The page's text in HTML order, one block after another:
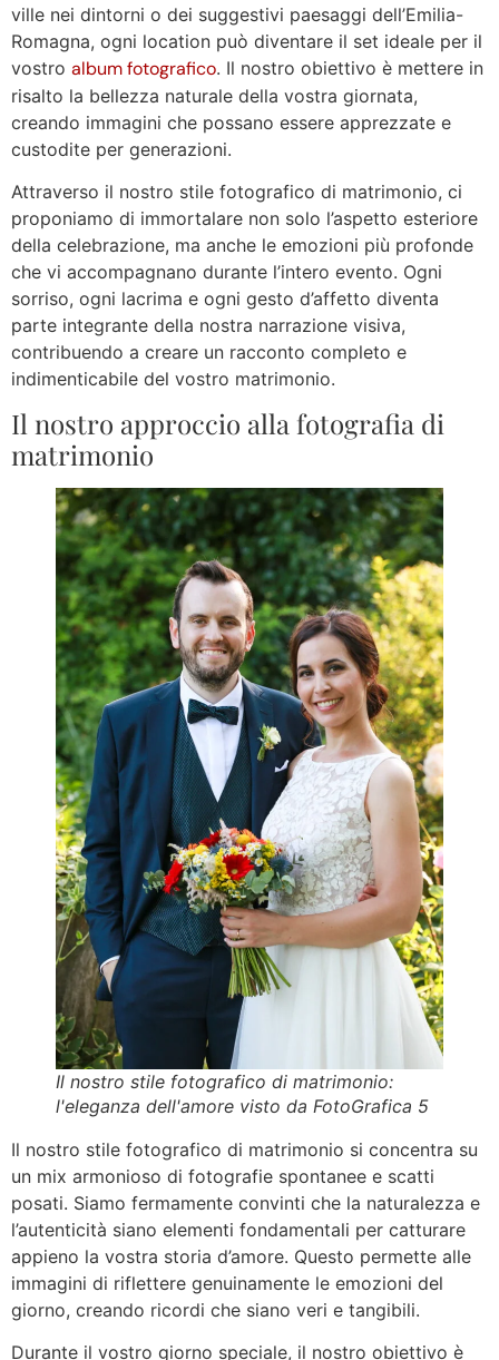
ville nei dintorni o dei suggestivi paesaggi dell’Emilia-
Romagna, ogni location può diventare il set ideale per il
vostro album fotografico. Il nostro obiettivo è mettere in
risalto la bellezza naturale della vostra giornata,
creando immagini che possano essere apprezzate e
custodite per generazioni.
Attraverso il nostro stile fotografico di matrimonio, ci
proponiamo di immortalare non solo l’aspetto esteriore
della celebrazione, ma anche le emozioni più profonde
che vi accompagnano durante l’intero evento. Ogni
sorriso, ogni lacrima e ogni gesto d’affetto diventa
parte integrante della nostra narrazione visiva,
contribuendo a creare un racconto completo e
indimenticabile del vostro matrimonio.
Il nostro approccio alla fotografia di
matrimonio
Il nostro stile fotografico di matrimonio:
l'eleganza dell'amore visto da FotoGrafica 5
Il nostro stile fotografico di matrimonio si concentra su
un mix armonioso di fotografie spontanee e scatti
posati. Siamo fermamente convinti che la naturalezza e
l’autenticità siano elementi fondamentali per catturare
appieno la vostra storia d’amore. Questo permette alle
immagini di riflettere genuinamente le emozioni del
giorno, creando ricordi che siano veri e tangibili.
Durante il vostro giorno speciale, il nostro obiettivo è